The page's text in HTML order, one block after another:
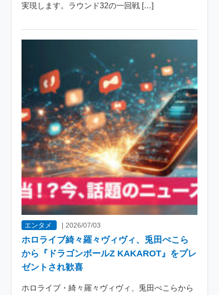
実現します。ラウンド32の一回戦 […]
エンタメ | 2026/07/03
ホロライブ綺々羅々ヴィヴィ、兎田ぺこら
から『ドラゴンボールZ KAKAROT』をプレ
ゼントされ歓喜
ホロライブ・綺々羅々ヴィヴィ、兎田ぺこらから